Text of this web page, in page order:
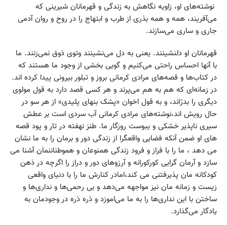
نوشته‌های او، زاویه نگاهش به زندگی و قهرمانان شیرینی که
می‌آفریند، همه و همه بذری از طرب و ابتهاج را در روح و روان آدمی
جاری و ساری می‌سازند.
قهرمانان او دلنشینند. یعنی به دل می‌نشینند وتوی ذوق نمی‌زنند. ما
با آنها احساس راحتی می‌کنیم و گویی بخشی از وجود ما هستند که
در کتاب‌ها و قصه‌های مرادی کرمانی بروز و تبلور بیرونی پیدا کرده اند.
در زمانه‌ای که هم به هم می‌پرند و هر کسی قصد دارد به قول مولوی
دیگری را بدرّاند، و به قول اخوان «پشک بن­های پلیدی» از هر سو در
حال رویش اند،نوشته‌های مرادی کرمانی آب سردی است بر عطش
سیری ناپذیر خشکی و یبوست روزگار ما. طنز نهفته در تار و پود قصه
های او ضمن آنکه فضایی واقعگرا از زندگی دور و برمان را به ما نشان
می دهد ، ما را با فراز و فرود زندگی همنوعان و هموطناننمان آشنا می
سازد و آرمان گرایی کورکورانه و آرزوهای دور و دراز را اگرچه در ذهن
کودکانه مان پذیرفتنی می کند،امادر کنارش ما را با دنیای واقعی
زیست و زمانه مان نیز مواجهه می‌دهد و بی رحمی‌ها و نداری‌ها و
ساختن با این نداری‌ها را به ما می‌اموزد و ذره ذره در وجودمان به
یادگار می‌گذارد.